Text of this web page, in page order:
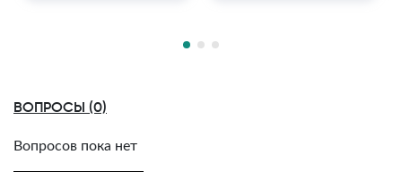
ВОПРОСЫ (0)
Вопросов пока нет